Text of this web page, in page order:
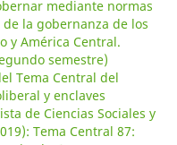
mediante normas
la gobernanza de los
y América Central.
semestre)
Tema Central del
y enclaves
de Ciencias Sociales y
Tema Central 87: